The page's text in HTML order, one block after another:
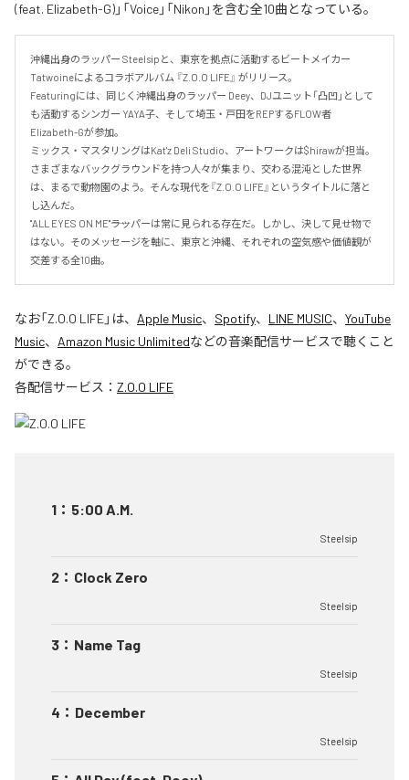
(feat. Elizabeth-G)」「Voice」「Nikon」を含む全10曲となっている。
沖縄出身のラッパー Steelsipと、東京を拠点に活動するビートメイカー
Tatwoineによるコラボアルバム 『Z.O.O LIFE』 がリリース。
Featuringには、同じく沖縄出身のラッパー Deey、DJユニット「凸凹」として
も活動するシンガー YAYA子、そして埼玉・戸田をREPするFLOW者
Elizabeth-Gが参加。
ミックス・マスタリングはKat'z Deli Studio、アートワークは$hirawが担当。
さまざまなバックグラウンドを持つ人々が集まり、交わる混沌とした世界
は、まるで動物園のよう。そんな現代を『Z.O.O LIFE』というタイトルに落と
し込んだ。
"ALL EYES ON ME"――ラッパーは常に見られる存在だ。しかし、決して見せ物で
はない。そのメッセージを軸に、東京と沖縄、それぞれの空気感や価値観が
交差する全10曲。
なお「Z.O.O LIFE」は、 Apple Music、 Spotify、 LINE MUSIC、 YouTube
Music、 Amazon Music Unlimitedなどの音楽配信サービスで聴くこと
ができる。
各配信サービス： Z.O.O LIFE
1 ： 5:00 A.M.
Steelsip
2 ： Clock Zero
Steelsip
3 ： Name Tag
Steelsip
4 ： December
Steelsip